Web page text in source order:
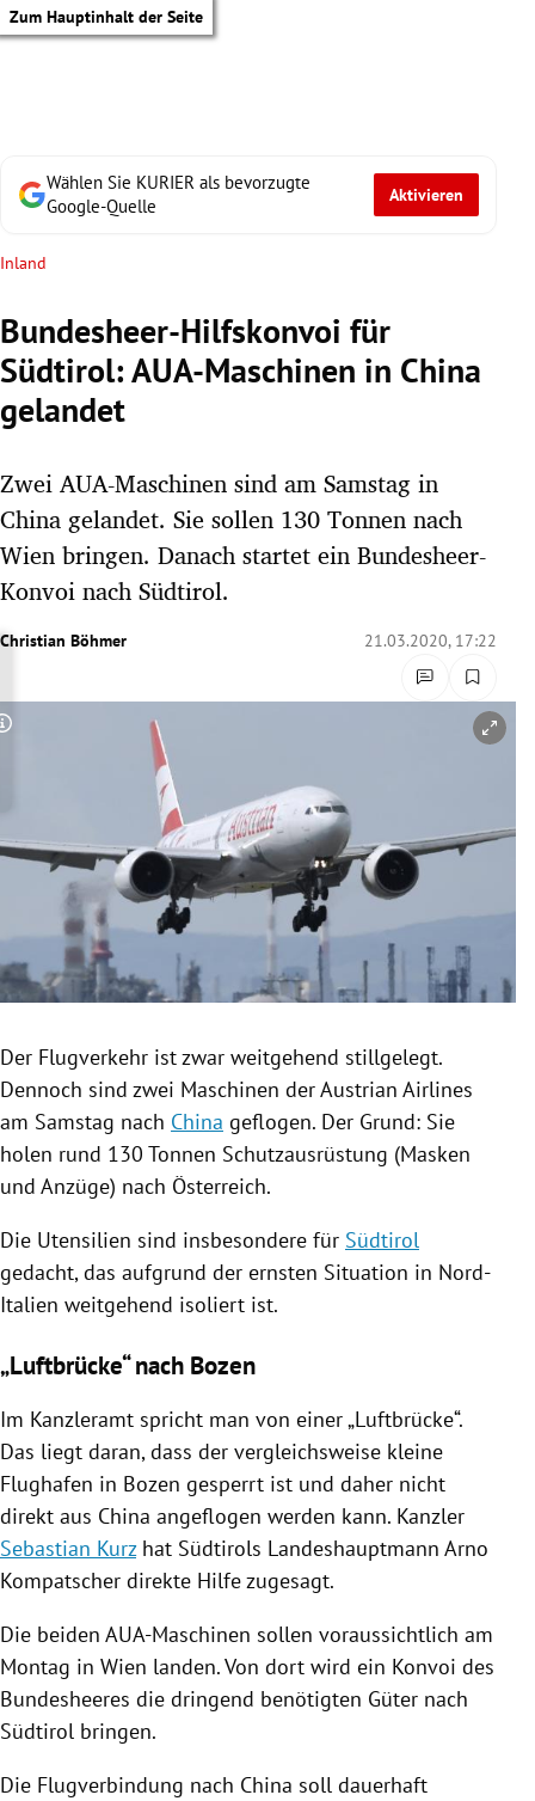
Zum Hauptinhalt der Seite
Untermenü
Untermenü
Untermenü
Untermenü
Untermenü
Wählen Sie KURIER als bevorzugte
Google-Quelle
Aktivieren
Inland
Bundesheer-Hilfskonvoi für
Südtirol: AUA-Maschinen in China
gelandet
Zwei AUA-Maschinen sind am Samstag in
China gelandet. Sie sollen 130 Tonnen nach
Wien bringen. Danach startet ein Bundesheer-
Konvoi nach Südtirol.
Christian Böhmer 21.03.2020, 17:22
Copyright-Hinweis öffnen/schließen
Der Flugverkehr ist zwar weitgehend stillgelegt.
Dennoch sind zwei Maschinen derAustrian Airlines
am Samstag nach China geflogen. Der Grund: Sie
holen rund 130 Tonnen Schutzausrüstung (Masken
und Anzüge) nach Österreich.
Die Utensilien sind insbesondere für Südtirol
gedacht, das aufgrund der ernsten Situation in Nord-
Italien weitgehend isoliert ist.
„Luftbrücke“ nach Bozen
Im Kanzleramt spricht man von einer „Luftbrücke“.
Das liegt daran, dass der vergleichsweise kleine
Flughafen in Bozen gesperrt ist und daher nicht
direkt aus China angeflogen werden kann. Kanzler
Sebastian Kurzhat Südtirols Landeshauptmann Arno
Kompatscher direkte Hilfe zugesagt.
Die beiden AUA-Maschinen sollen voraussichtlich am
Montag in Wien landen. Von dort wird ein Konvoi des
Bundesheeres die dringend benötigten Güter nach
Südtirol bringen.
Die Flugverbindung nach China soll dauerhaft